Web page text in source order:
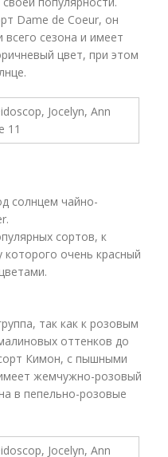
Dame de Coeur, он
сезона и имеет
цвет, при этом
солнцем чайно-
сортов, к
которого очень красный
так как к розовым
оттенков до
Кимон, с пышными
жемчужно-розовый
в пепельно-розовые